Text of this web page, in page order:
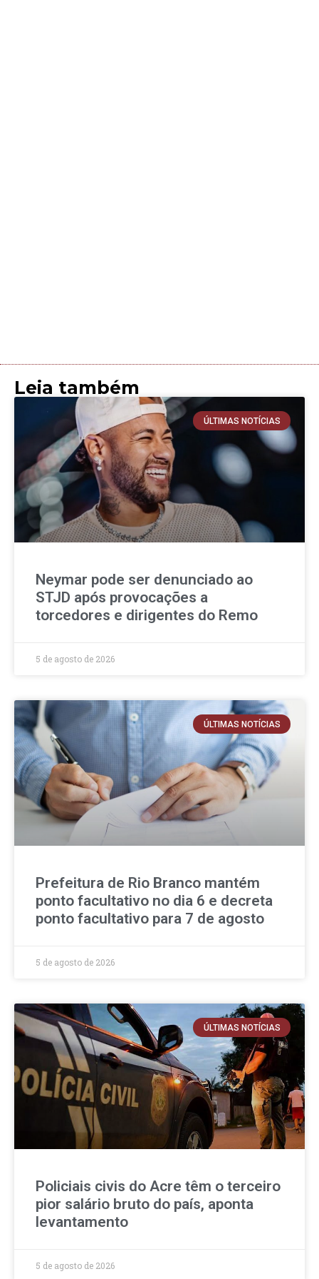
Leia também
ÚLTIMAS NOTÍCIAS
Neymar pode ser denunciado ao
STJD após provocações a
torcedores e dirigentes do Remo
5 de agosto de 2026
ÚLTIMAS NOTÍCIAS
Prefeitura de Rio Branco mantém
ponto facultativo no dia 6 e decreta
ponto facultativo para 7 de agosto
5 de agosto de 2026
ÚLTIMAS NOTÍCIAS
Policiais civis do Acre têm o terceiro
pior salário bruto do país, aponta
levantamento
5 de agosto de 2026